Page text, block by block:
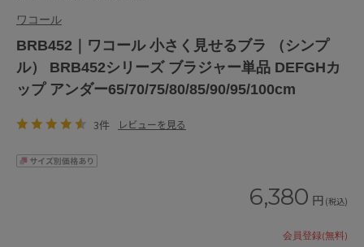
ワコール
BRB452｜ワコール 小さく見せるブラ （シンプ
ル） BRB452シリーズ ブラジャー単品 DEFGHカ
ップ アンダー65/70/75/80/85/90/95/100cm
3件 レビューを見る
6,380 円 (税込)
会員登録(無料)